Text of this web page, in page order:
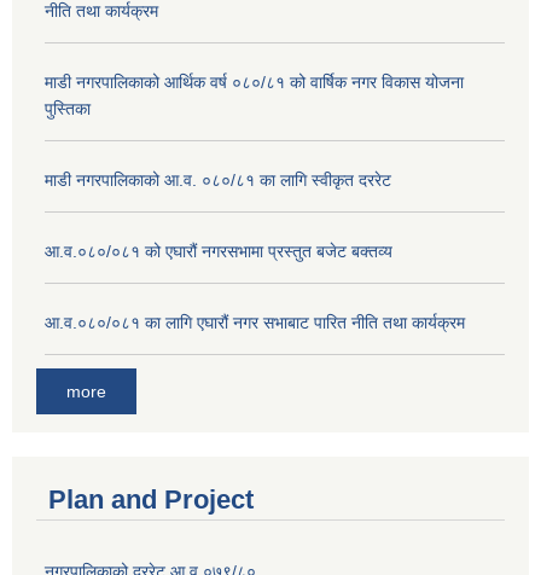
नीति तथा कार्यक्रम
माडी नगरपालिकाको आर्थिक वर्ष ०८०/८१ को वार्षिक नगर विकास योजना
पुस्तिका
माडी नगरपालिकाको आ.व. ०८०/८१ का लागि स्वीकृत दररेट
आ.व.०८०/०८१ को एघारौं नगरसभामा प्रस्तुत बजेट बक्तव्य
आ.व.०८०/०८१ का लागि एघारौं नगर सभाबाट पारित नीति तथा कार्यक्रम
more
Plan and Project